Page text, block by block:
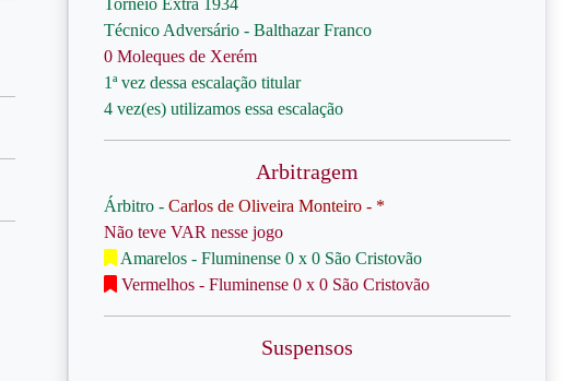
Torneio Extra 1934
Técnico Adversário - Balthazar Franco
0 Moleques de Xerém
1ª vez dessa escalação titular
4 vez(es) utilizamos essa escalação
Arbitragem
Árbitro - Carlos de Oliveira Monteiro - *
Não teve VAR nesse jogo
Amarelos - Fluminense 0 x 0 São Cristovão
Vermelhos - Fluminense 0 x 0 São Cristovão
Suspensos